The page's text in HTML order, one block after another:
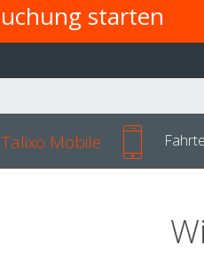
Talixo Mobile